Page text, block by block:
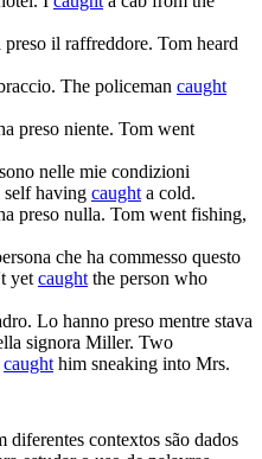
preso il raffreddore. Tom heard
The policeman caught
preso niente. Tom went
nelle mie condizioni
self having caughta cold.
preso nulla. Tom went fishing,
che ha commesso questo
yetcaughtthe person who
Lo hanno preso mentre stava
signora Miller. Two
caughthim sneaking into Mrs.
diferentes contextos são dados